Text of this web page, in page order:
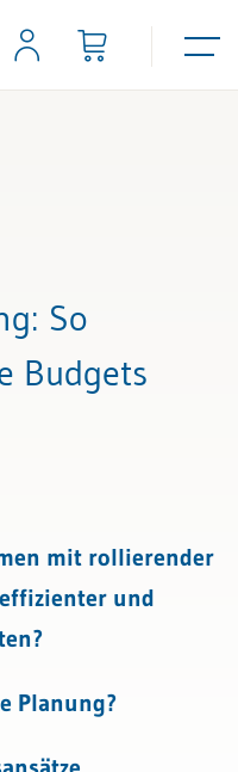
: So
Budgets
mit rollierender
und
Planung?